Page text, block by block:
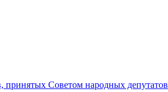
Советом народных депутатов